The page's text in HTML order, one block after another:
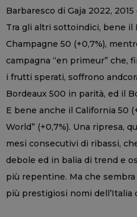
Barbaresco di Gaja 2022, 2015
Tra gli altri sottoindici, bene il
Champagne 50 (+0,7%),
campagna “en primeur” che,
i frutti sperati, soffrono
Bordeaux 500 in parità, ed il
E bene anche il California 50
World” (+0,7%). Una ripresa,
mesi consecutivi di ribassi,
debole ed in balia di trend e
più repentine. Ma che
più prestigiosi nomi dell’Italia